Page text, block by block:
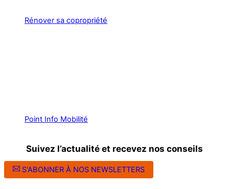
Rénover sa copropriété
Point Info Mobilité
Suivez l’actualité et recevez nos conseils
S'ABONNER À NOS NEWSLETTERS